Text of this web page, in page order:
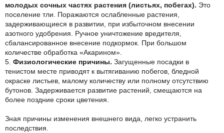
молодых сочных частях растения (листьях, побегах). Это
поселение тли. Поражаются ослабленные растения,
задерживающиеся в развитии, при избыточном внесении
азотного удобрения. Ручное уничтожение вредителя,
сбалансированное внесение подкормок. При большом
количестве обработка «Акарином».
5. Физиологические причины. Загущенные посадки в
тенистом месте приводят к вытягиванию побегов, бледной
окраске листьев, малому количеству или полному отсутствию
бутонов. Задерживается развитие растений, смещаются на
более поздние сроки цветения.
Зная причины изменения внешнего вида, легко устранить
последствия.